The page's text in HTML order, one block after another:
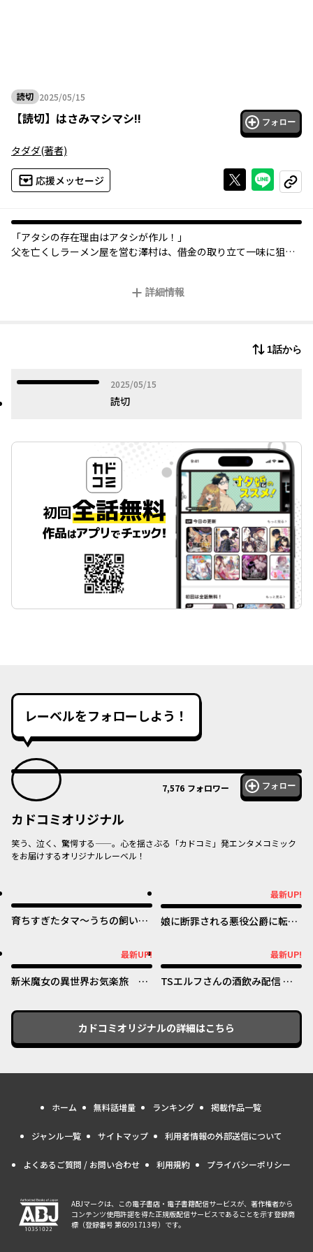
読切 2025/05/15
2025年05月15日
【読切】 はさみマシマシ!! フォロー
タダダ(著者)
応援メッセージ Xで投稿する
ライン
コピー
「アタシの存在理由はアタシが作ル！」
父を亡くしラーメン屋を営む澤村は、借金の取り立て一味に狙わ
カニの手でお仕事できる？？
やる気はマシマシ青春コメディ！
詳細情報
1話から
2025/05/15
2025年05月15日
読切
レーベルをフォローしよう！
7,576 フォロワー フォロー
カドコミオリジナル
笑う、泣く、驚愕する——。心を揺さぶる「カドコミ」発エンタメコミック
をお届けするオリジナルレーベル！
育ちすぎたタマ～うちの飼い猫
最新UP!
オリジナル
娘に断罪される悪役公爵に転生
めたのになぜか娘が『氷の令
嬢』化する件～
最新UP!
オリジナル
新米魔女の異世界お気楽旅 ～
畜は魔女の弟子を名乗り第二の
人生を謳歌する～
最新UP!
オリジナル
TSエルフさんの酒飲み配信 ～
じゃないからな!?～
カドコミオリジナルの詳細はこちら
ホーム 無料話増量 ランキング 掲載作品一覧
ジャンル一覧 サイトマップ 利用者情報の外部送信について
よくあるご質問 / お問い合わせ 利用規約 プライバシーポリシー
ABJマークは、この電子書店・電子書籍配信サービスが、著作権者から
コンテンツ使用許諾を得た正規版配信サービスであることを示す登録商
標（登録番号 第6091713号）です。